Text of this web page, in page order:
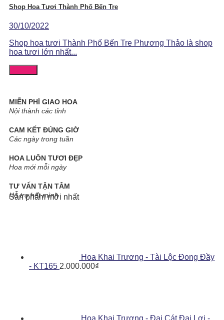
Shop Hoa Tươi Thành Phố Bến Tre
30/10/2022
Shop hoa tươi Thành Phố Bến Tre Phương Thảo là shop
hoa tươi lớn nhất...
MIỄN PHÍ GIAO HOA
Nội thành các tỉnh
CAM KẾT ĐÚNG GIỜ
Các ngày trong tuần
HOA LUÔN TƯƠI ĐẸP
Hoa mới mỗi ngày
TƯ VẤN TẬN TÂM
Hỗ trợ hết mình
Sản phẩm mới nhất
Hoa Khai Trương - Tài Lộc Đong Đầy
- KT165 2.000.000₫
Hoa Khai Trương - Đại Cát Đại Lợi -